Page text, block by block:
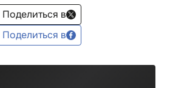
Поделиться в
Поделиться в